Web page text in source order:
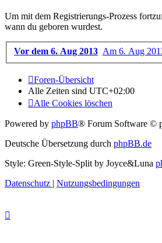
Um mit dem Registrierungs-Prozess
wann du geboren wurdest.
Vor dem 6. Aug 2013 Am 6. Aug
Foren-Übersicht
Alle Zeiten sind UTC+02:00
Alle Cookies löschen
Powered by phpBB® Forum Software ©
Deutsche Übersetzung durch phpBB.de
Style: Green-Style-Split by Joyce&Luna
Datenschutz | Nutzungsbedingungen